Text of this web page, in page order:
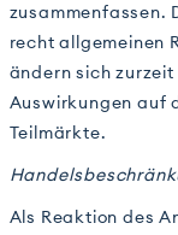
zusammenfassen.
recht allgemeinen
ändern sich
Auswirkungen auf
Teilmärkte.
Als Reaktion des